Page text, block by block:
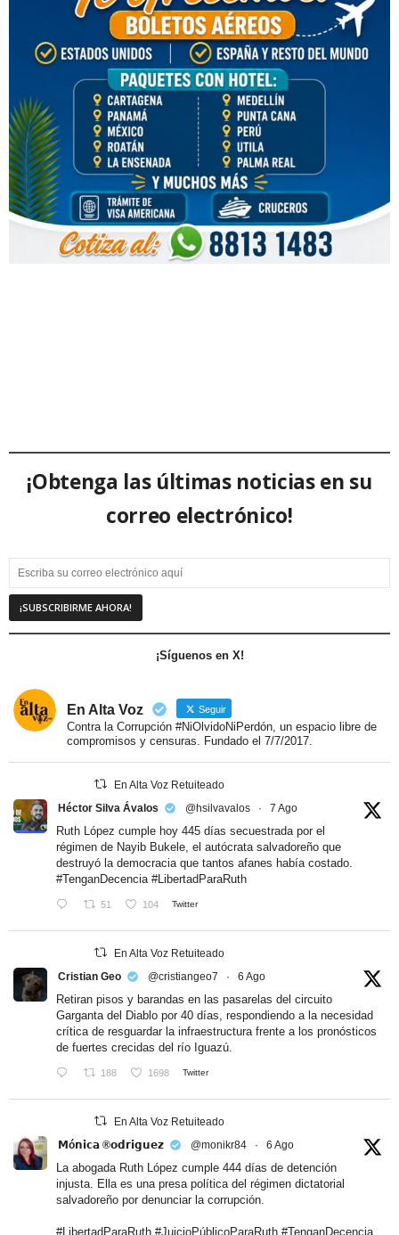
¡Obtenga las últimas noticias en su
correo electrónico!
¡Síguenos en X!
En Alta Voz Seguir
Contra la Corrupción #NiOlvidoNiPerdón, un espacio libre de
compromisos y censuras. Fundado el 7/7/2017.
En Alta Voz Retuiteado
Héctor Silva Ávalos
@hsilvavalos · 7 Ago
Ruth López cumple hoy 445 días secuestrada por el
régimen de Nayib Bukele, el autócrata salvadoreño que
destruyó la democracia que tantos afanes había costado.
#TenganDecencia #LibertadParaRuth
51 104 Twitter
En Alta Voz Retuiteado
Cristian Geo
@cristiangeo7 · 6 Ago
Retiran pisos y barandas en las pasarelas del circuito
Garganta del Diablo por 40 días, respondiendo a la necesidad
crítica de resguardar la infraestructura frente a los pronósticos
de fuertes crecidas del río Iguazú.
188 1698 Twitter
En Alta Voz Retuiteado
𝗠ó𝗻𝗶𝗰𝗮 ®𝗼𝗱𝗿𝗶𝗴𝘂𝗲𝘇
@monikr84 · 6 Ago
La abogada Ruth López cumple 444 días de detención
injusta. Ella es una presa política del régimen dictatorial
salvadoreño por denunciar la corrupción.
#LibertadParaRuth #JuicioPúblicoParaRuth #TenganDecencia